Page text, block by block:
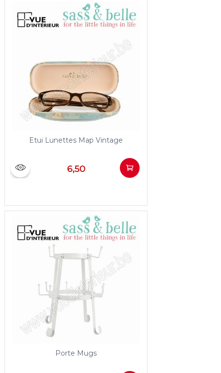
Etui Lunettes Map Vintage
6,50
Porte Mugs